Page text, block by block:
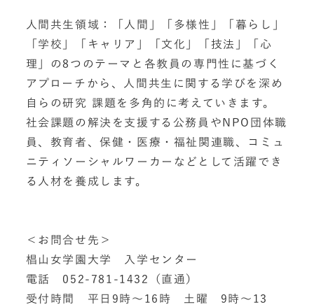
人間共生領域：「人間」「多様性」「暮らし」
「学校」「キャリア」「文化」「技法」「心
理」の8つのテーマと各教員の専門性に基づく
アプローチから、人間共生に関する学びを深め
自らの研究 課題を多角的に考えていきます。
社会課題の解決を支援する公務員やNPO団体職
員、教育者、保健・医療・福祉関連職、コミュ
ニティソーシャルワーカーなどとして活躍でき
る人材を養成します。
＜お問合せ先＞
椙山女学園大学 入学センター
電話 052-781-1432（直通）
受付時間 平日9時～16時 土曜 9時～13